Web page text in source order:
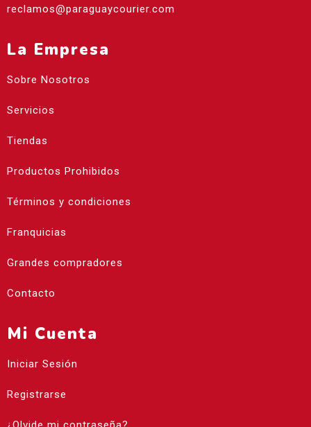
reclamos@paraguaycourier.com
La Empresa
Sobre Nosotros
Servicios
Tiendas
Productos Prohibidos
Términos y condiciones
Franquicias
Grandes compradores
Contacto
Mi Cuenta
Iniciar Sesión
Registrarse